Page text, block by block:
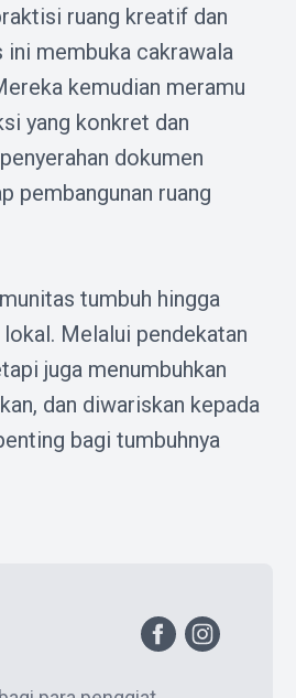
ruang kreatif dan
ini membuka cakrawala
kemudian meramu
yang konkret dan
dokumen
pembangunan ruang
tumbuh hingga
Melalui pendekatan
juga menumbuhkan
dan diwariskan kepada
bagi tumbuhnya